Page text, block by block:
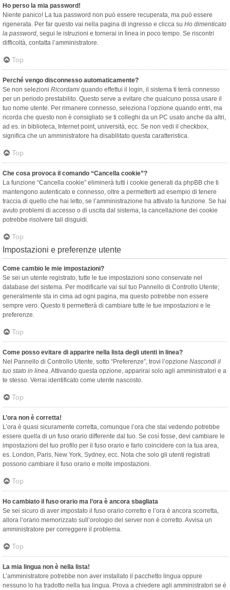
Ho perso la mia password!
Niente panico! La tua password non può essere recuperata, ma può essere
rigenerata. Per far questo vai nella pagina di ingresso e clicca su Ho dimenticato
la password, segui le istruzioni e tornerai in linea in poco tempo. Se riscontri
difficoltà, contatta l’amministratore.
Top
Perché vengo disconnesso automaticamente?
Se non selezioni Ricordami quando effettui il login, il sistema ti terrà connesso
per un periodo prestabilito. Questo serve a evitare che qualcuno possa usare il
tuo nome utente. Per rimanere connesso, seleziona l’opzione quando entri, ma
ricorda che questo non è consigliato se ti colleghi da un PC usato anche da altri,
ad es. in biblioteca, Internet point, università, ecc. Se non vedi il checkbox,
significa che un amministratore ha disabilitato questa caratteristica.
Top
Che cosa provoca il comando “Cancella cookie”?
La funzione “Cancella cookie” eliminerà tutti i cookie generati da phpBB che ti
mantengono autenticato e connesso, oltre a permetterti ad esempio di tenere
traccia di quello che hai letto, se l’amministrazione ha attivato la funzione. Se hai
avuto problemi di accesso o di uscita dal sistema, la cancellazione dei cookie
potrebbe risolvere tali disguidi.
Top
Impostazioni e preferenze utente
Come cambio le mie impostazioni?
Se sei un utente registrato, tutte le tue impostazioni sono conservate nel
database del sistema. Per modificarle vai sul tuo Pannello di Controllo Utente;
generalmente sta in cima ad ogni pagina, ma questo potrebbe non essere
sempre vero. Questo ti permetterà di cambiare tutte le tue impostazioni e le
preferenze.
Top
Come posso evitare di apparire nella lista degli utenti in linea?
Nel Pannello di Controllo Utente, sotto “Preferenze”, trovi l’opzione Nascondi il
tuo stato in linea. Attivando questa opzione, apparirai solo agli amministratori e a
te stesso. Verrai identificato come utente nascosto.
Top
L’ora non è corretta!
L’ora è quasi sicuramente corretta, comunque l’ora che stai vedendo potrebbe
essere quella di un fuso orario differente dal tuo. Se così fosse, devi cambiare le
impostazioni del tuo profilo per il fuso orario e farlo coincidere con la tua area,
es. London, Paris, New York, Sydney, ecc. Nota che solo gli utenti registrati
possono cambiare il fuso orario e molte impostazioni.
Top
Ho cambiato il fuso orario ma l’ora è ancora sbagliata
Se sei sicuro di aver impostato il fuso orario corretto e l’ora è ancora scorretta,
allora l’orario memorizzato sull’orologio del server non è corretto. Avvisa un
amministratore per correggere il problema.
Top
La mia lingua non è nella lista!
L’amministratore potrebbe non aver installato il pacchetto lingua oppure
nessuno lo ha tradotto nella tua lingua. Prova a chiedere agli amministratori se è